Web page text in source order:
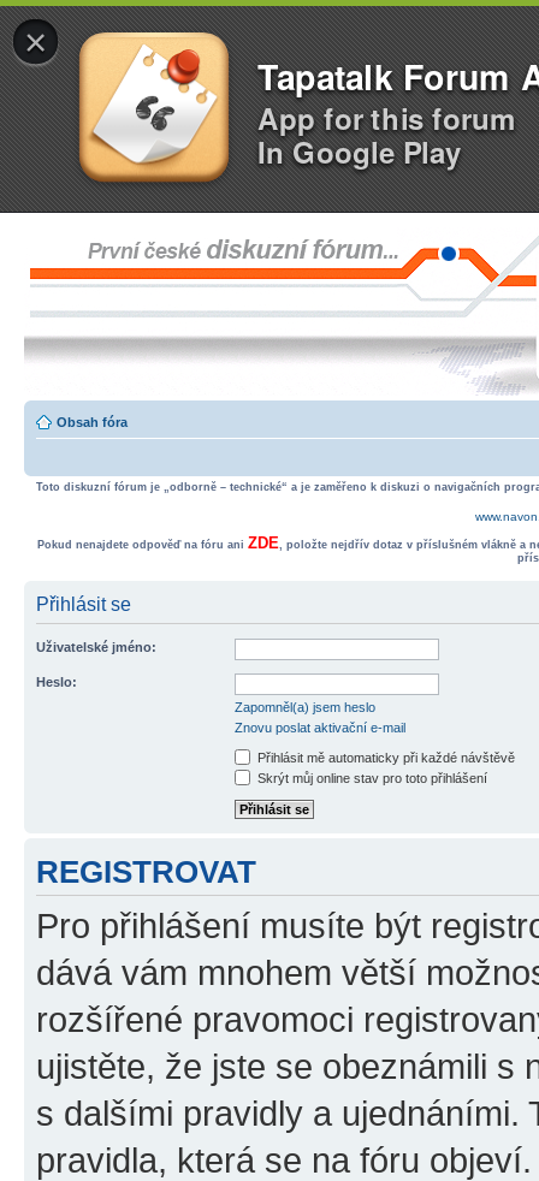
×
Tapatalk Forum
App for this forum
In Google Play
Obsah fóra
Toto diskuzní fórum je „odborně – technické“ a je zaměřeno k diskuzi o navigačních
Pokud nenajdete odpověď na fóru ani ZDE, položte nejdřív dotaz v příslušném vlákně a
Přihlásit se
Uživatelské jméno:
Heslo:
Zapomněl(a) jsem heslo
Znovu poslat aktivační e-mail
Přihlásit mě automaticky při každé návštěvě
Skrýt můj online stav pro toto přihlášení
REGISTROVAT
Pro přihlášení musíte být
dává vám mnohem větší
rozšířené pravomoci
ujistěte, že jste se obeznámili s
s dalšími pravidly a ujednáními.
pravidla, která se na fóru objeví.